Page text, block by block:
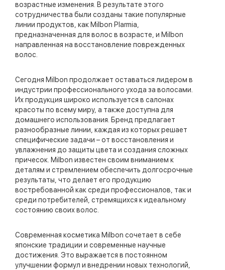
возрастные изменения. В результате этого
сотрудничества были созданы такие популярные
линии продуктов, как Milbon Plarmia,
предназначенная для волос в возрасте, и Milbon
направленная на восстановление поврежденных
волос.
Сегодня Milbon продолжает оставаться лидером в
индустрии профессионального ухода за волосами.
Их продукция широко используется в салонах
красоты по всему миру, а также доступна для
домашнего использования. Бренд предлагает
разнообразные линии, каждая из которых решает
специфические задачи – от восстановления и
увлажнения до защиты цвета и создания сложных
причесок. Milbon известен своим вниманием к
деталям и стремлением обеспечить долгосрочные
результаты, что делает его продукцию
востребованной как среди профессионалов, так и
среди потребителей, стремящихся к идеальному
состоянию своих волос.
Современная косметика Milbon сочетает в себе
японские традиции и современные научные
достижения. Это выражается в постоянном
улучшении формул и внедрении новых технологий,